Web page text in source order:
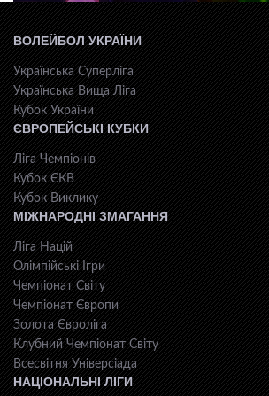
ВОЛЕЙБОЛ УКРАЇНИ
Українська Суперліга
Українська Вища Ліга
Кубок України
ЄВРОПЕЙСЬКІ КУБКИ
Ліга Чемпіонів
Кубок ЄКВ
Кубок Виклику
МІЖНАРОДНІ ЗМАГАННЯ
Ліга Націй
Олімпійські Ігри
Чемпіонат Світу
Чемпіонат Європи
Золота Євроліга
Клубний Чемпіонат Світу
Всесвiтня Унiверсiaда
НАЦІОНАЛЬНІ ЛІГИ